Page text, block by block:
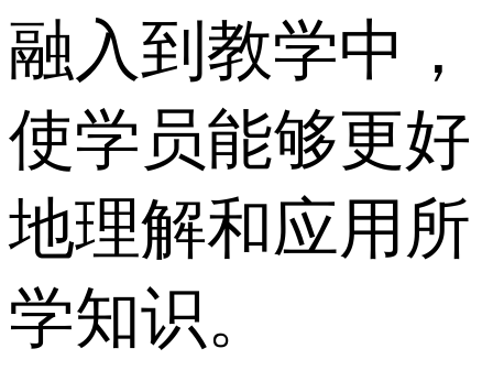
融入到教学中，
使学员能够更好
地理解和应用所
学知识。